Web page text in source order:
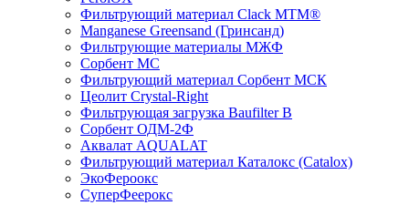
Фильтрующий материал Clack MTM®
Manganese Greensand (Гринсанд)
Фильтрующие материалы МЖФ
Сорбент МС
Фильтрующий материал Сорбент МСК
Цеолит Crystal-Right
Фильтрующая загрузка Baufilter B
Сорбент ОДМ-2Ф
Аквалат AQUALAT
Фильтрующий материал Каталокс (Catalox)
ЭкоФероокс
СуперФеерокс